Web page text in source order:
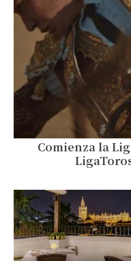
Comienza la